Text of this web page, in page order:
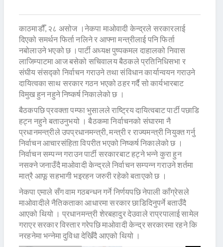
काठमाडौँ, २८ असोज ।नेकपा माओवादी केन्द्रले सरकारलाई
दिएको समर्थन फिर्ता नलिने र आफ्ना मन्त्रीलाई पनि फिर्ता
नबोलाउने भएको छ ।पार्टी अध्यक्ष पुष्पकमल दाहालको निवास
लाजिम्पाटमा आज बसेको सचिवालय बैठकले प्रतिनिधिसभा र
संघीय संसद्को निर्वाचन गराउने तथा संविधान कार्यान्वयन गराउने
दायित्वका साथ सरकार गठन भएको ठहर गर्दै सो कार्यभारबाट
विमुख हुन नहुने निष्कर्ष निकालेको छ ।
बैठकपछि प्रवक्ता पम्फा भुसालले राष्ट्रिय दायित्वबाट पार्टी पछाडि
हट्न नहुने बताउनुभयो । बैठकमा निर्वाचनको संघारमा नै
प्रधानमन्त्रीले उपप्रधानमन्त्री, मन्त्री र राज्यमन्त्री नियुक्त गर्नु
निर्वाचन आचारसंहिता विपरीत भएको निष्कर्ष निकालेको छ ।
निर्वाचन सम्पन्न गराउन पार्टी सरकारबाट हट्ने भन्ने कुरा हुन
नसक्ने जनाउँदै माओवादी केन्द्रले निर्वाचन सम्पन्न गराउने शर्तमा
मात्रै आफू सहभागी भइरहन जरुरी रहेको बताएको छ ।
नेकपा एमाले सँग वाम गठबन्धन गर्ने निर्णयपछि नेपाली काँग्रेसले
माओवादीले नैतिकताका आधारमा सरकार छाडिदिनुपर्ने बताउँदै
आएको थियो । प्रधानमन्त्री शेरबहादुर देउवाले राप्रपालाई सामेल
गराएर सरकार विस्तार गरेपछि माओवादी केन्द्र सरकारमा रहने कि
नरहनेमा भन्नेमा दुविधा देखिँदै आएको थियो ।